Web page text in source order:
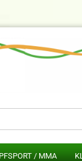
/ MMA